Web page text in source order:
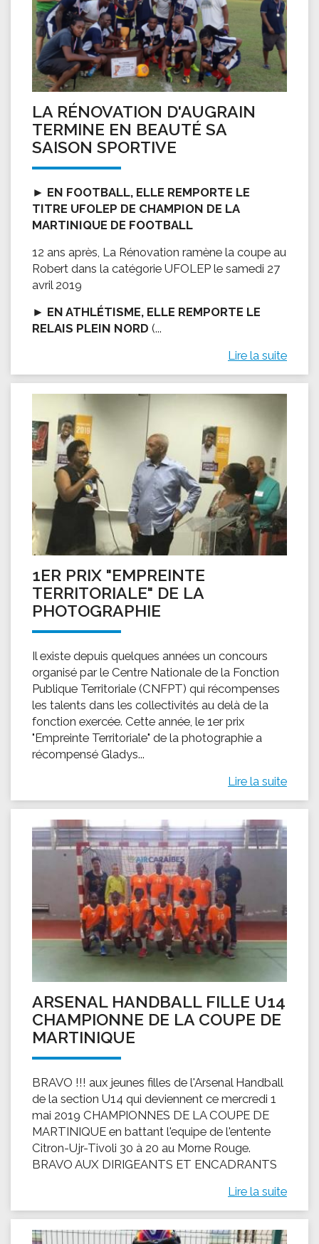
LA RÉNOVATION D'AUGRAIN
TERMINE EN BEAUTÉ SA
SAISON SPORTIVE
► EN FOOTBALL, ELLE REMPORTE LE
TITRE UFOLEP DE CHAMPION DE LA
MARTINIQUE DE FOOTBALL
12 ans après, La Rénovation ramène la coupe au
Robert dans la catégorie UFOLEP le samedi 27
avril 2019
► EN ATHLÉTISME, ELLE REMPORTE LE
RELAIS PLEIN NORD (...
Lire la suite
1ER PRIX "EMPREINTE
TERRITORIALE" DE LA
PHOTOGRAPHIE
Il existe depuis quelques années un concours
organisé par le Centre Nationale de la Fonction
Publique Territoriale (CNFPT) qui récompenses
les talents dans les collectivités au delà de la
fonction exercée. Cette année, le 1er prix
"Empreinte Territoriale" de la photographie a
récompensé Gladys...
Lire la suite
ARSENAL HANDBALL FILLE U14
CHAMPIONNE DE LA COUPE DE
MARTINIQUE
BRAVO !!! aux jeunes filles de l'Arsenal Handball
de la section U14 qui deviennent ce mercredi 1
mai 2019 CHAMPIONNES DE LA COUPE DE
MARTINIQUE en battant l'equipe de l'entente
Citron-Ujr-Tivoli 30 à 20 au Morne Rouge.
BRAVO AUX DIRIGEANTS ET ENCADRANTS
Lire la suite